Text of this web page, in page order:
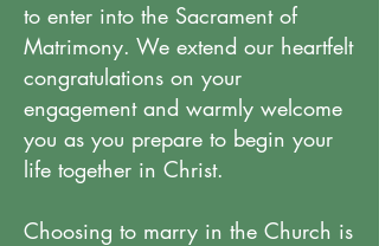
to enter into the Sacrament of
Matrimony. We extend our heartfelt
congratulations on your
engagement and warmly welcome
you as you prepare to begin your
life together in Christ.
Choosing to marry in the Church is